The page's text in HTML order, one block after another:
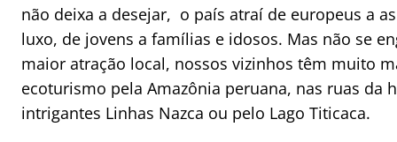
o
r
:
não deixa a desejar, o país atraí de europeus a
luxo, de jovens a famílias e idosos. Mas não se
maior atração local, nossos vizinhos têm muito
ecoturismo pela Amazônia peruana, nas ruas da
intrigantes Linhas Nazca ou pelo Lago Titicaca.